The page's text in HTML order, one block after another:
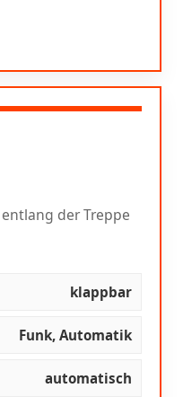
der Treppe
klappbar
Funk, Automatik
automatisch